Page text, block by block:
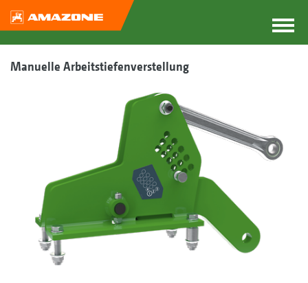
Manuelle Arbeitstiefenverstellung